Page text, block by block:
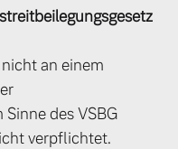
an einem
des VSBG
verpflichtet.